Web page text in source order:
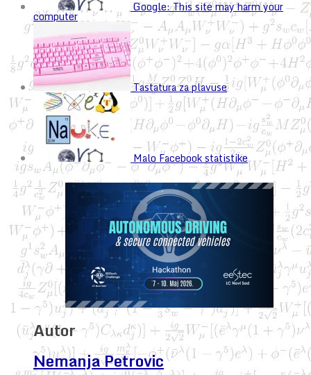
Google: This site may harm your
computer
Tastatura za plavuse
Malo Facebook statistike
Autor
Nemanja Petrovic